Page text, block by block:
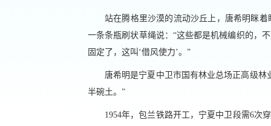
站在腾格里沙漠的流动沙丘上，唐希明眯
一条条瓶刷状草绳说：“这些都是机械编织的，
固定了，这叫‘借风使力’。”
唐希明是宁夏中卫市国有林业总场正高级
半碗土。”
1954年，包兰铁路开工，宁夏中卫段需6次